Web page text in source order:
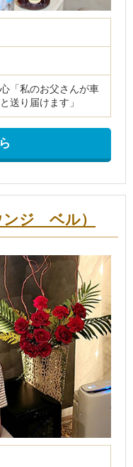
「私のお父さんが車
送り届けます」
ジ ベル）